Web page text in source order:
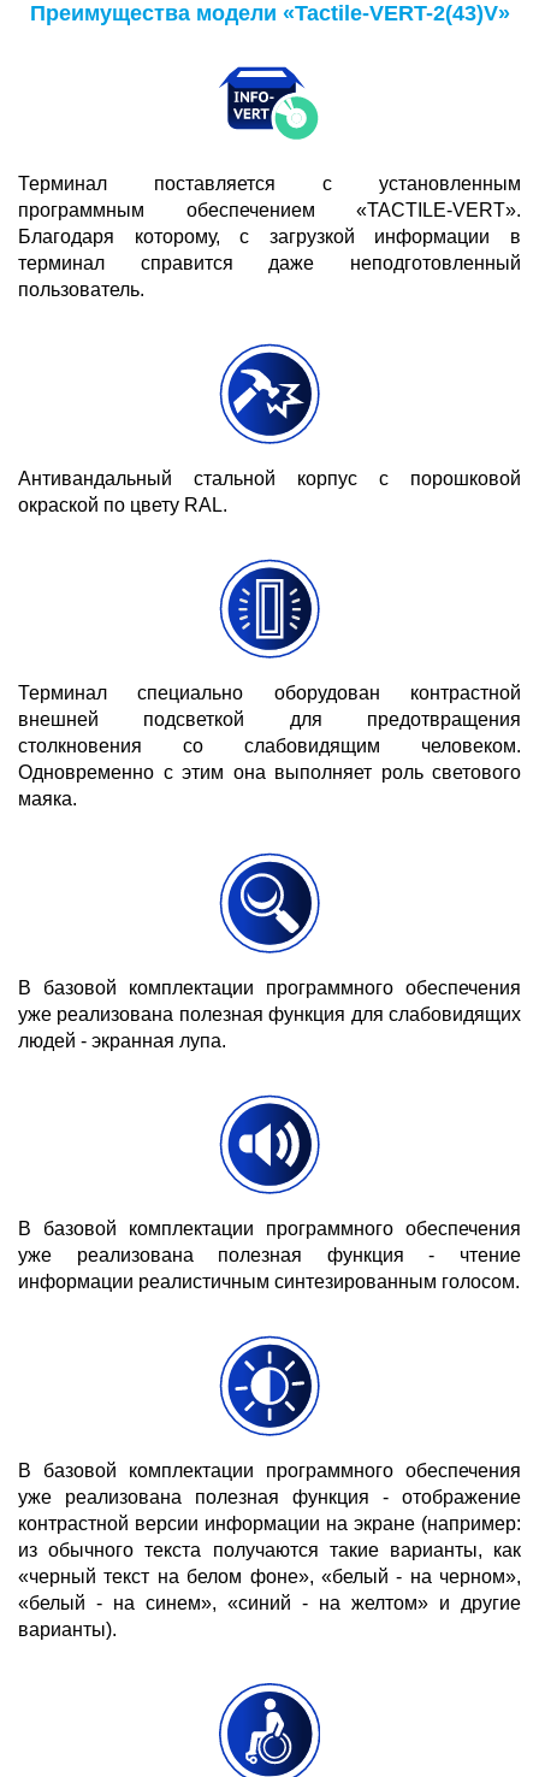
Преимущества модели «Tactile-VERT-2(43)V»
Терминал поставляется с установленным
программным обеспечением «TACTILE-VERT».
Благодаря которому, с загрузкой информации в
терминал справится даже неподготовленный
пользователь.
Антивандальный стальной корпус с порошковой
окраской по цвету RAL.
Терминал специально оборудован контрастной
внешней подсветкой для предотвращения
столкновения со слабовидящим человеком.
Одновременно с этим она выполняет роль светового
маяка.
В базовой комплектации программного обеспечения
уже реализована полезная функция для слабовидящих
людей - экранная лупа.
В базовой комплектации программного обеспечения
уже реализована полезная функция - чтение
информации реалистичным синтезированным голосом.
В базовой комплектации программного обеспечения
уже реализована полезная функция - отображение
контрастной версии информации на экране (например:
из обычного текста получаются такие варианты, как
«черный текст на белом фоне», «белый - на черном»,
«белый - на синем», «синий - на желтом» и другие
варианты).